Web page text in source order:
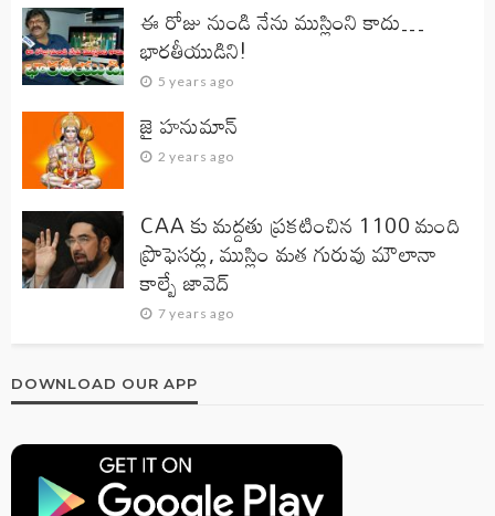
ఈ రోజు నుండి నేను ముస్లింని కాదు…
భారతీయుడిని!
5 years ago
జై హనుమాన్‌
2 years ago
CAA కు మద్దతు ప్రకటించిన 1100 మంది
ప్రొఫెసర్లు, ముస్లిం మత గురువు మౌలానా
కాల్బే జావెద్‌
7 years ago
DOWNLOAD OUR APP